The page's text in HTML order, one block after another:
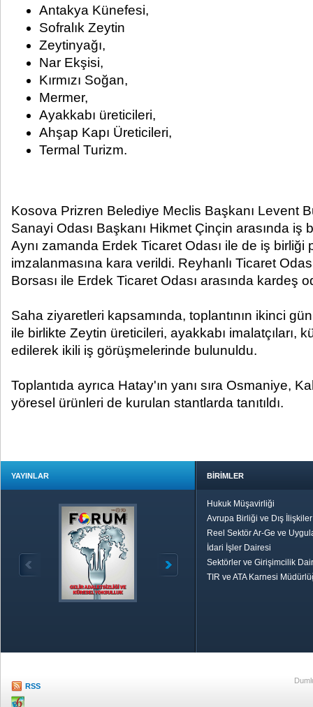
Antakya Künefesi,
Sofralık Zeytin
Zeytinyağı,
Nar Ekşisi,
Kırmızı Soğan,
Mermer,
Ayakkabı üreticileri,
Ahşap Kapı Üreticileri,
Termal Turizm.
Kosova Prizren Belediye Meclis Başkanı Levent
Sanayi Odası Başkanı Hikmet Çinçin arasında iş
Aynı zamanda Erdek Ticaret Odası ile de iş birliği
imzalanmasına kara verildi. Reyhanlı Ticaret
Borsası ile Erdek Ticaret Odası arasında kardeş
Saha ziyaretleri kapsamında, toplantının ikinci
ile birlikte Zeytin üreticileri, ayakkabı imalatçıları,
edilerek ikili iş görüşmelerinde bulunuldu.
Toplantıda ayrıca Hatay'ın yanı sıra Osmaniye,
yöresel ürünleri de kurulan stantlarda tanıtıldı.
YAYINLAR BİRİMLER
Hukuk Müşavirliği
Avrupa Birliği ve Dış
Reel Sektör Ar-Ge ve
İdari İşler Dairesi
Sektörler ve Girişimcilik
TIR ve ATA Karnesi
RSS